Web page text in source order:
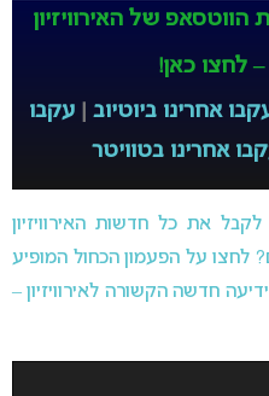
של האירוויזיון
לחצו כאן!
אחרינו ביוטיוב
עקבו
אחרינו בטוויטר
את כל חדשות האירוויזיון
לחצו על הפעמון הכחול המופיע
חדשה הקשורה לאירוויזיון –